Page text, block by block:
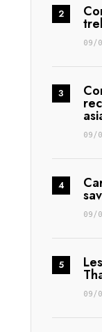
09/
09/
09/
09/